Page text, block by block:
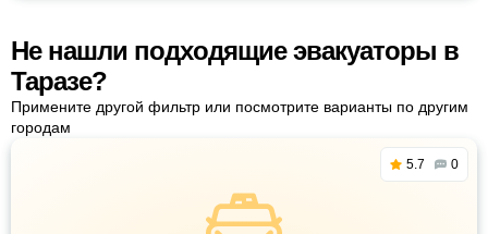
Не нашли подходящие эвакуаторы в
Таразе?
Примените другой фильтр или посмотрите варианты по другим
городам
5.7 0